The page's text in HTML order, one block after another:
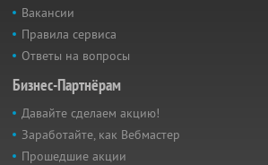
Вакансии
Правила сервиса
Ответы на вопросы
Бизнес-Партнёрам
Давайте сделаем акцию!
Заработайте, как Вебмастер
Прошедшие акции